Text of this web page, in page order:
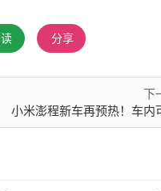
分享
小米澎程新车再预热！车内可变空间